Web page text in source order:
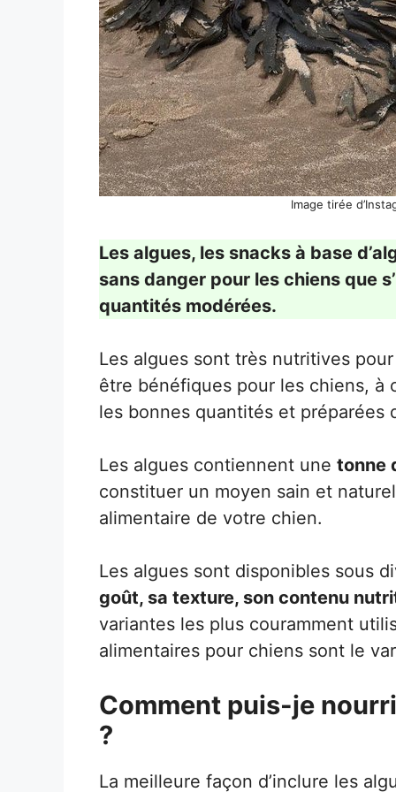
Image tirée
Les algues, les snacks à base
sans danger pour les chiens que
quantités modérées.
Les algues sont très nutritives
être bénéfiques pour les chiens, à
les bonnes quantités et préparées
Les algues contiennent une tonne
constituer un moyen sain et
alimentaire de votre chien.
Les algues sont disponibles sous
goût, sa texture, son contenu
variantes les plus couramment
alimentaires pour chiens sont le
Comment puis-je
?
La meilleure façon d’inclure les